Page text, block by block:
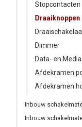
Stopcontacten
Draaiknoppen
Dimmer
Data- en
Afdekramen
Afdekramen
Inbouw
Inbouw